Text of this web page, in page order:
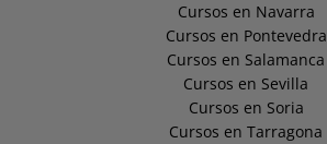
Cursos en Navarra
Cursos en Pontevedra
Cursos en Salamanca
Cursos en Sevilla
Cursos en Soria
Cursos en Tarragona